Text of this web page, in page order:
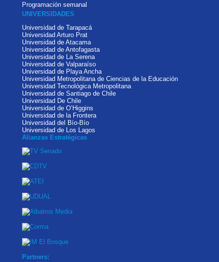
Programación semanal
UNIVERSIDADES
Universidad de Tarapacá
Universidad Arturo Prat
Universidad de Atacama
Universidad de Antofagasta
Universidad de La Serena
Universidad de Valparaíso
Universidad de Playa Ancha
Universidad Metropolitana de Ciencias de la Educación
Universidad Tecnológica Metropolitana
Universidad de Santiago de Chile
Universidad De Chile
Universidad de O’Higgins
Universidad de la Frontera
Universidad del Bío-Bío
Universidad de Los Lagos
Alianzas Estratégicas
Partners: